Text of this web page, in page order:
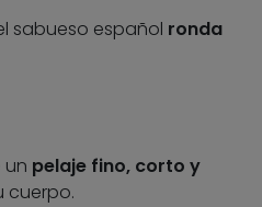
sabueso español ronda
un pelaje fino, corto y
cuerpo.